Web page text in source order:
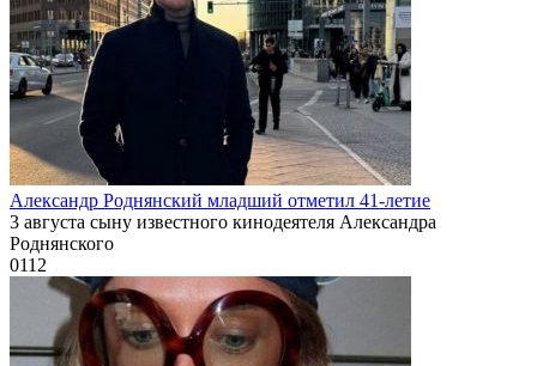
Александр Роднянский младший отметил 41-летие
3 августа сыну известного кинодеятеля Александра
Роднянского
0112